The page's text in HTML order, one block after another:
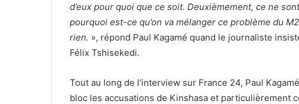
d’eux pour quoi que ce soit. Deuxièmement, ce ne
pourquoi est-ce qu’on va mélanger ce problème du
rien. », répond Paul Kagamé quand le journaliste
Félix Tshisekedi.
Tout au long de l’interview sur France 24, Paul
bloc les accusations de Kinshasa et particulièrement